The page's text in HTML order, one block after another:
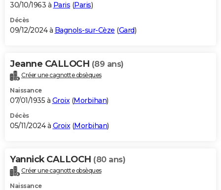
30/10/1963 à Paris (Paris)
Décès
09/12/2024 à Bagnols-sur-Cèze (Gard)
Jeanne CALLOCH (89 ans)
Créer une cagnotte obsèques
Naissance
07/01/1935 à Groix(Morbihan)
Décès
05/11/2024 à Groix(Morbihan)
Yannick CALLOCH (80 ans)
Créer une cagnotte obsèques
Naissance